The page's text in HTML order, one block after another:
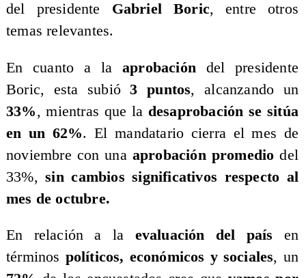
del presidente Gabriel Boric, entre otros
temas relevantes.
En cuanto a la aprobación del presidente
Boric, esta subió3 puntos, alcanzando un
33%, mientras que la desaprobación se sitúa
en un 62%. El mandatario cierra el mes de
noviembre con una aprobación promedio del
33%, sin cambios significativos respecto al
mes de octubre.
En relación a la evaluación del país en
términos políticos, económicos y sociales, un